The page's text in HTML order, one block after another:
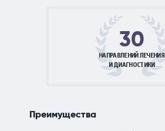
30
НАПРАВЛЕНИЙ ЛЕЧЕНИЯ
И ДИАГНОСТИКИ
Преимущества